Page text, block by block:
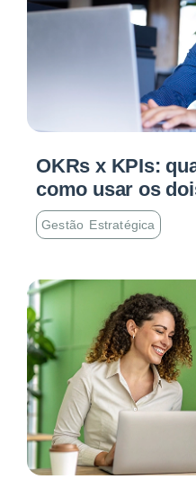
OKRs x KPIs:
como usar os
Gestão Estratégica